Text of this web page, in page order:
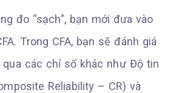
đo “sạch”, bạn mới đưa vào
Trong CFA, bạn sẽ đánh giá
các chỉ số khác như Độ tin
Reliability – CR) và